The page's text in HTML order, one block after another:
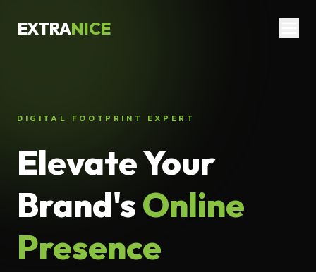
EXTRANICE
DIGITAL FOOTPRINT EXPERT
Elevate Your
Brand'sOnline
Presence